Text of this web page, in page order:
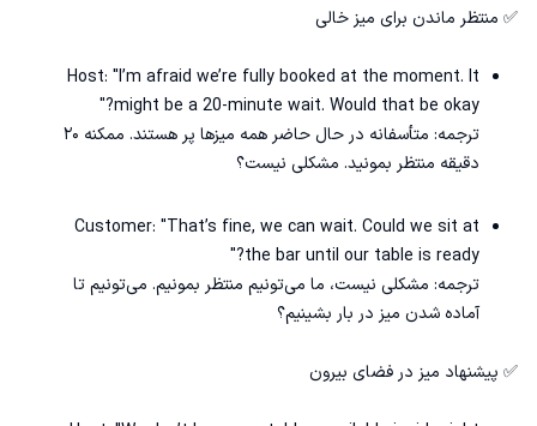
✅ منتظر ماندن برای میز خالی
Host: "I’m afraid we’re fully booked at the moment. It
might be a 20-minute wait. Would that be okay?"
ترجمه: متأسفانه در حال حاضر همه میزها پر هستند. ممکنه ۲۰
دقیقه منتظر بمونید. مشکلی نیست؟
Customer: "That’s fine, we can wait. Could we sit at
the bar until our table is ready?"
ترجمه: مشکلی نیست، ما می‌تونیم منتظر بمونیم. می‌تونیم تا
آماده شدن میز در بار بشینیم؟
✅ پیشنهاد میز در فضای بیرون